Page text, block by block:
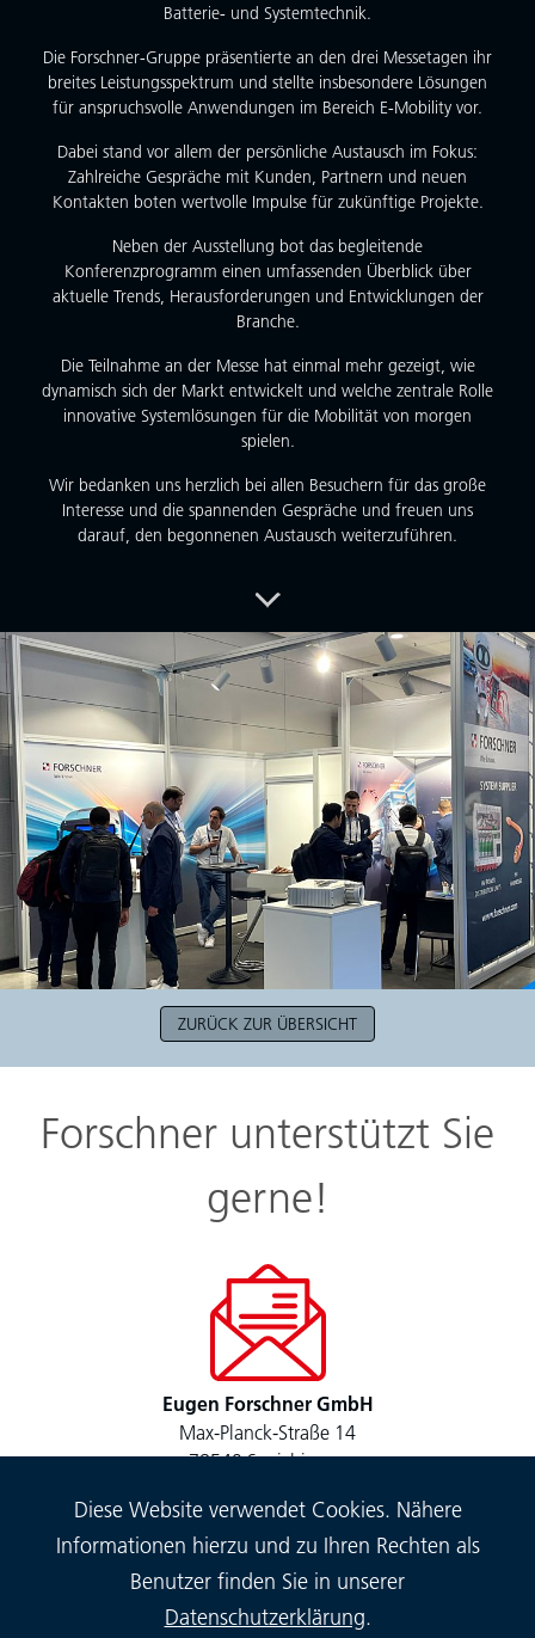
Batterie‑ und Systemtechnik.
Die Forschner‑Gruppe präsentierte an den drei Messetagen ihr
breites Leistungsspektrum und stellte insbesondere Lösungen
für anspruchsvolle Anwendungen im Bereich E‑Mobility vor.
Dabei stand vor allem der persönliche Austausch im Fokus:
Zahlreiche Gespräche mit Kunden, Partnern und neuen
Kontakten boten wertvolle Impulse für zukünftige Projekte.
Neben der Ausstellung bot das begleitende
Konferenzprogramm einen umfassenden Überblick über
aktuelle Trends, Herausforderungen und Entwicklungen der
Branche.
Die Teilnahme an der Messe hat einmal mehr gezeigt, wie
dynamisch sich der Markt entwickelt und welche zentrale Rolle
innovative Systemlösungen für die Mobilität von morgen
spielen.
Wir bedanken uns herzlich bei allen Besuchern für das große
Interesse und die spannenden Gespräche und freuen uns
darauf, den begonnenen Austausch weiterzuführen.
ZURÜCK ZUR ÜBERSICHT
Forschner unterstützt Sie
gerne!
Eugen Forschner GmbH
Max-Planck-Straße 14
78549 Spaichingen
Diese Website verwendet Cookies. Nähere
Informationen hierzu und zu Ihren Rechten als
Benutzer finden Sie in unserer
Datenschutzerklärung.